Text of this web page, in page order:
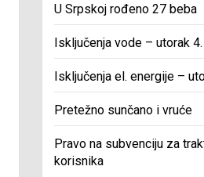
U Srpskoj rođeno 27 beba
Isključenja vode – utorak
Isključenja el. energije –
Pretežno sunčano i vruće
Pravo na subvenciju za
korisnika